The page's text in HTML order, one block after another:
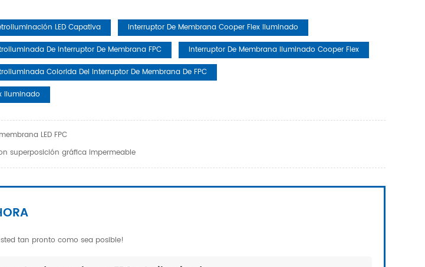
LED Capativa
Interruptor De Membrana Cooper Flex Iluminado
De Interruptor De Membrana FPC
Interruptor De Membrana Iluminado Cooper Flex
Colorida Del Interruptor De Membrana De FPC
Iluminado
LED FPC
superposición gráfica impermeable
tan pronto como sea posible!